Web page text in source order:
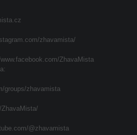
zhavamista/
ZhavaMista
groups/zhavamista
@zhavamista